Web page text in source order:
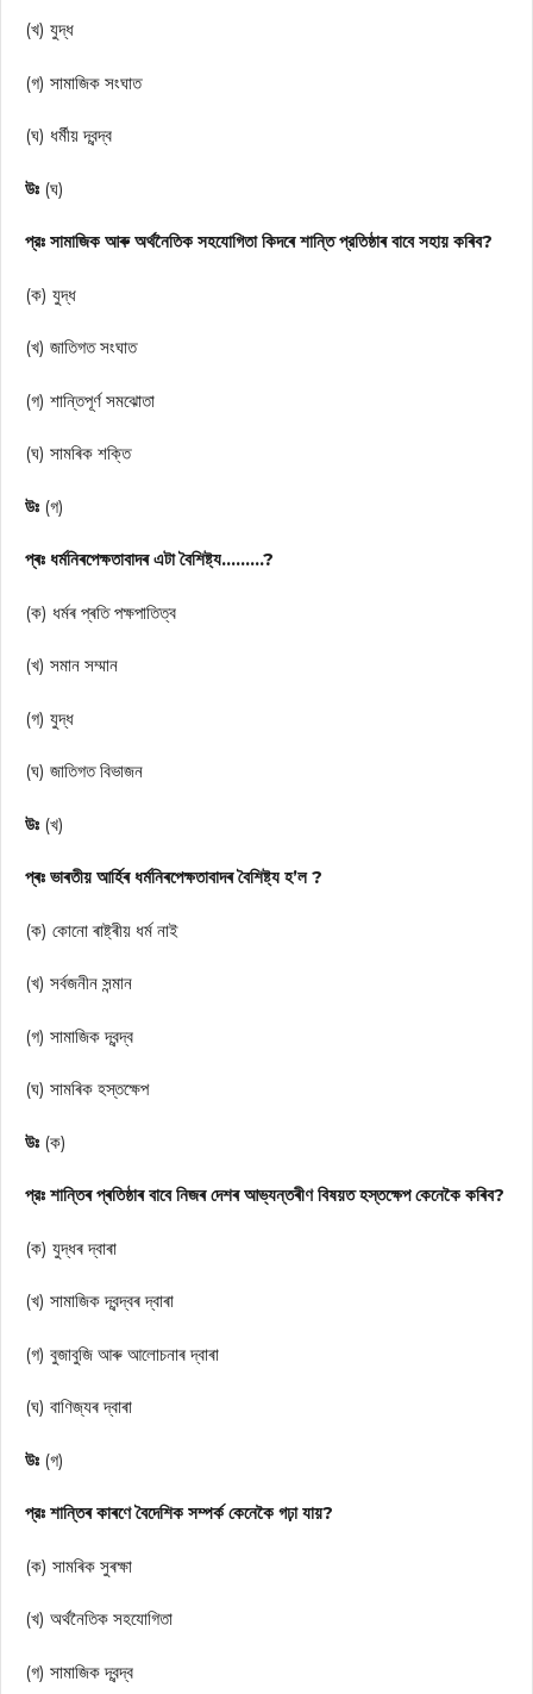
(খ) যুদ্ধ
(গ) সামাজিক সংঘাত
(ঘ) ধর্মীয় দ্বন্দ্ব
উঃ (ঘ)
প্রঃ সামাজিক আৰু অর্থনৈতিক সহযোগিতা কিদৰে শান্তি প্রতিষ্ঠাৰ বাবে সহায় কৰিব?
(ক) যুদ্ধ
(খ) জাতিগত সংঘাত
(গ) শান্তিপূর্ণ সমঝোতা
(ঘ) সামৰিক শক্তি
উঃ (গ)
প্ৰঃ ধৰ্মনিৰপেক্ষতাবাদৰ এটা বৈশিষ্ট্য………?
(ক) ধৰ্মৰ প্ৰতি পক্ষপাতিত্ব
(খ) সমান সম্মান
(গ) যুদ্ধ
(ঘ) জাতিগত বিভাজন
উঃ (খ)
প্ৰঃ ভাৰতীয় আৰ্হিৰ ধৰ্মনিৰপেক্ষতাবাদৰ বৈশিষ্ট্য হ’ল ?
(ক) কোনো ৰাষ্ট্ৰীয় ধর্ম নাই
(খ) সর্বজনীন সন্মান
(গ) সামাজিক দ্বন্দ্ব
(ঘ) সামৰিক হস্তক্ষেপ
উঃ (ক)
প্রঃ শান্তিৰ প্ৰতিষ্ঠাৰ বাবে নিজৰ দেশৰ আভ্যন্তৰীণ বিষয়ত হস্তক্ষেপ কেনেকৈ কৰিব?
(ক) যুদ্ধৰ দ্বাৰা
(খ) সামাজিক দ্বন্দ্বৰ দ্বাৰা
(গ) বুজাবুজি আৰু আলোচনাৰ দ্বাৰা
(ঘ) বাণিজ্যৰ দ্বাৰা
উঃ (গ)
প্রঃ শান্তিৰ কাৰণে বৈদেশিক সম্পর্ক কেনেকৈ গঢ়া যায়?
(ক) সামৰিক সুৰক্ষা
(খ) অর্থনৈতিক সহযোগিতা
(গ) সামাজিক দ্বন্দ্ব